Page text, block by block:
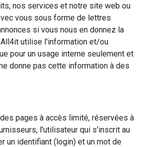
nos services et notre site web ou
vous sous forme de lettres
si vous nous en donnez la
utilise l'information et/ou
pour un usage interne seulement et
donne pas cette information à des
pages à accès limité, réservées à
l'utilisateur qui s'inscrit au
un identifiant (login) et un mot de